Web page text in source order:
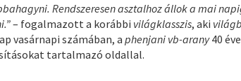
Rendszeresen asztalhoz állok a mai
– fogalmazott a korábbi világklasszis, aki
vasárnapi számában, aphenjani vb-arany40
tartalmazó oldallal.